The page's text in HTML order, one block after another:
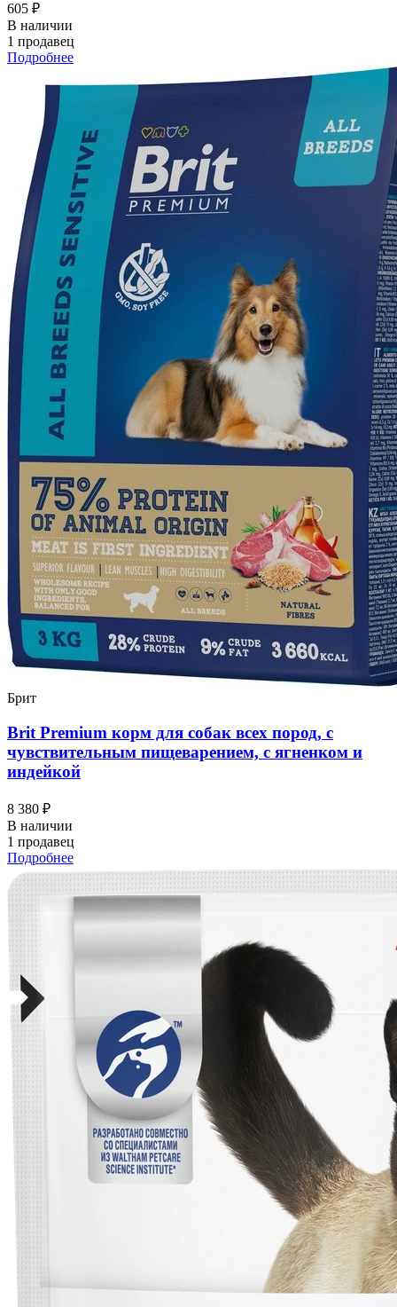
605 ₽
В наличии
1 продавец
Подробнее
Брит
Brit Premium корм для собак всех пород, с
чувствительным пищеварением, с ягненком и
индейкой
8 380 ₽
В наличии
1 продавец
Подробнее